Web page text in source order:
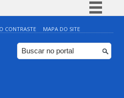
Simplifique!
Comunica BR
Participe
CONTRASTE MAPA DO SITE